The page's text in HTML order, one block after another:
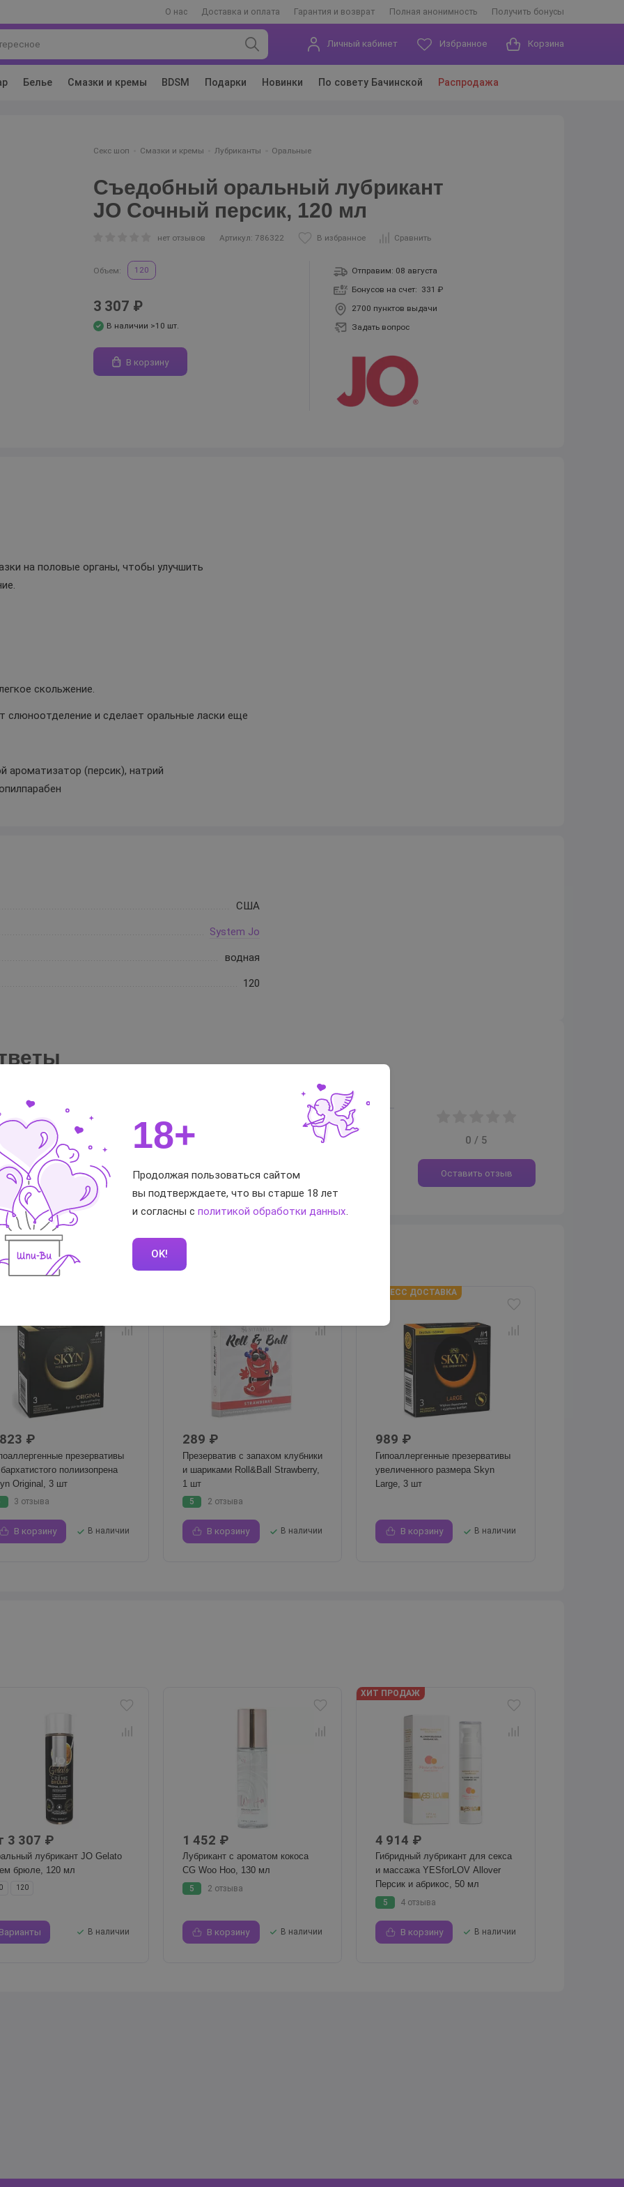
О нас Доставка и оплата Гарантия и возврат Полная анонимность Получить бонусы
Личный кабинет Избранное Корзина
Белье Смазки и кремы BDSM Подарки Новинки По совету Бачинской Распродажа
Секс шоп Смазки и кремы Лубриканты Оральные
Съедобный оральный лубрикант
JO Сочный персик, 120 мл
нет отзывов Артикул: 786322 В избранное Сравнить
Объем: 120
3 307 ₽
В наличии >10 шт.
В корзину
Отправим: 08 августа
Бонусов на счет: 331 ₽
2700 пунктов выдачи
Задать вопрос
на половые органы, чтобы улучшить
скольжение.
слюноотделение и сделает оральные ласки еще
ароматизатор (персик), натрий
США
System Jo
водная
120
0 / 5
Оставить отзыв
₽
презервативы
полиизопрена
Original, 3 шт
3 отзыва
В корзину В наличии
289 ₽
Презерватив с запахом клубники
и шариками Roll&Ball Strawberry,
1 шт
5 2 отзыва
В корзину В наличии
ЭКСПРЕСС ДОСТАВКА
989 ₽
Гипоаллергенные презервативы
увеличенного размера Skyn
Large, 3 шт
В корзину В наличии
3 307 ₽
лубрикант JO Gelato
брюле, 120 мл
120
Варианты В наличии
1 452 ₽
Лубрикант с ароматом кокоса
CG Woo Hoo, 130 мл
5 2 отзыва
В корзину В наличии
ХИТ ПРОДАЖ
4 914 ₽
Гибридный лубрикант для секса
и массажа YESforLOV Allover
Персик и абрикос, 50 мл
5 4 отзыва
В корзину В наличии
18+
Продолжая пользоваться сайтом
вы подтверждаете, что вы старше 18 лет
и согласны сполитикой обработки данных
OK!